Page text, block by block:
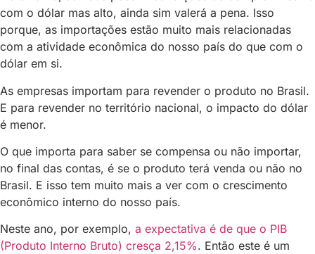
com o dólar mas alto, ainda sim valerá a pena. Isso
porque, as importações estão muito mais relacionadas
com a atividade econômica do nosso país do que com o
dólar em si.
As empresas importam para revender o produto no Brasil.
E para revender no território nacional, o impacto do dólar
é menor.
O que importa para saber se compensa ou não importar,
no final das contas, é se o produto terá venda ou não no
Brasil. E isso tem muito mais a ver com o crescimento
econômico interno do nosso país.
Neste ano, por exemplo, a expectativa é de que o PIB
(Produto Interno Bruto) cresça 2,15%. Então este é um